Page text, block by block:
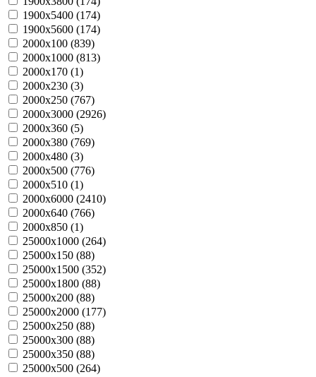
1900х5400 (174)
1900х5600 (174)
2000х100 (839)
2000х1000 (813)
2000х170 (1)
2000х230 (3)
2000х250 (767)
2000х3000 (2926)
2000х360 (5)
2000х380 (769)
2000х480 (3)
2000х500 (776)
2000х510 (1)
2000х6000 (2410)
2000х640 (766)
2000х850 (1)
25000х1000 (264)
25000х150 (88)
25000х1500 (352)
25000х1800 (88)
25000х200 (88)
25000х2000 (177)
25000х250 (88)
25000х300 (88)
25000х350 (88)
25000х500 (264)